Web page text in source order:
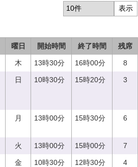
曜日 開始時間 終了時間 残席
木 13時30分 16時00分 8
日 10時30分 15時20分 3
月 13時00分 15時30分 6
火 13時00分 15時00分 7
金 10時30分 12時30分 4